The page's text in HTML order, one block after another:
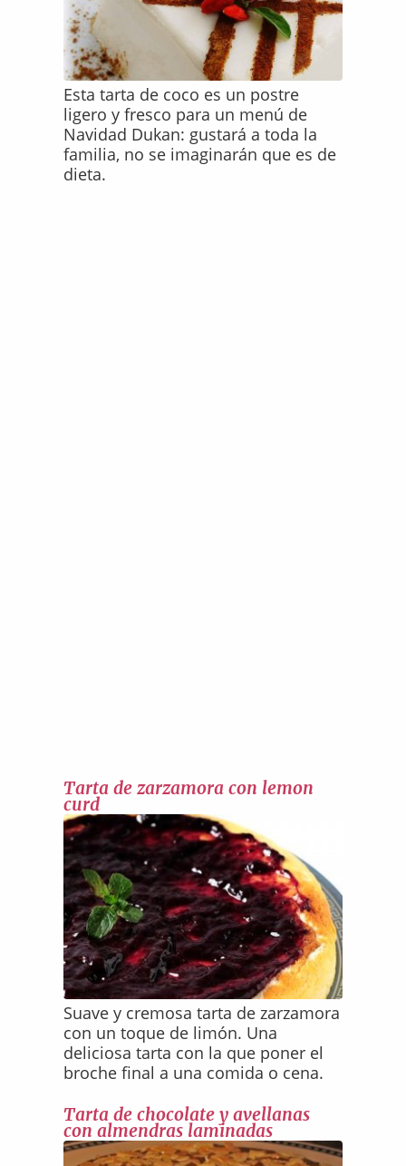
Esta tarta de coco es un postre
ligero y fresco para un menú de
Navidad Dukan: gustará a toda la
familia, no se imaginarán que es de
dieta.
Tarta de zarzamora con lemon
curd
Suave y cremosa tarta de zarzamora
con un toque de limón. Una
deliciosa tarta con la que poner el
broche final a una comida o cena.
Tarta de chocolate y avellanas
con almendras laminadas